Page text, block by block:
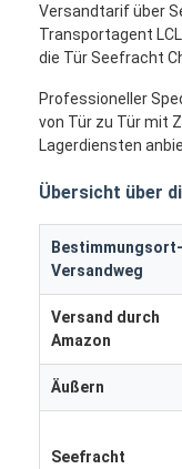
Versandtarif über
Transportagent
die Tür Seefracht
Professioneller
von Tür zu Tür mit
Lagerdiensten
Übersicht über
Bestimmungsort-
Versandweg
Versand durch
Amazon
Äußern
Seefracht